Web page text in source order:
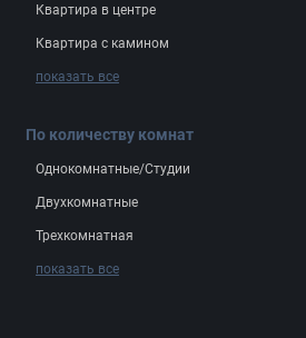
Квартира в центре
Квартира с камином
показать все
По количеству комнат
Однокомнатные/Студии
Двухкомнатные
Трехкомнатная
показать все